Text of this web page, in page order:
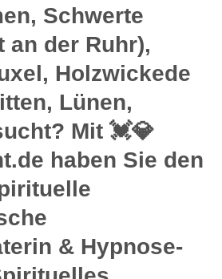
Schwerte
an der Ruhr),
Holzwickede
Lünen,
Mit 💓️💎
haben Sie den
& Hypnose-